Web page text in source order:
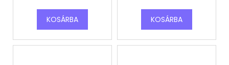
KOSÁRBA KOSÁRBA